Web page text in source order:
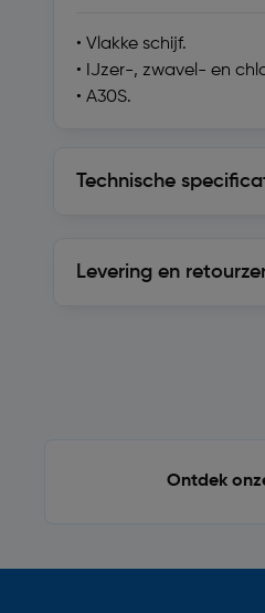
• Vlakke schijf.
• IJzer-, zwavel- en
• A30S.
Technische
Levering en
Ontdek